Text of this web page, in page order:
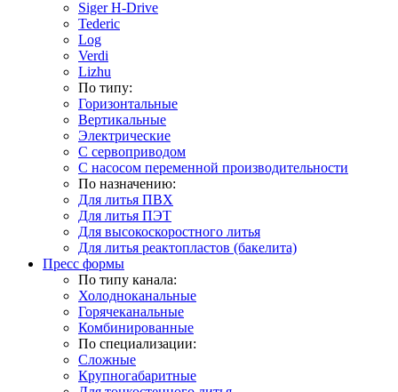
Siger H-Drive
Tederic
Log
Verdi
Lizhu
По типу:
Горизонтальные
Вертикальные
Электрические
С сервоприводом
С насосом переменной производительности
По назначению:
Для литья ПВХ
Для литья ПЭТ
Для высокоскоростного литья
Для литья реактопластов (бакелита)
Пресс формы
По типу канала:
Холодноканальные
Горячеканальные
Комбинированные
По специализации:
Сложные
Крупногабаритные